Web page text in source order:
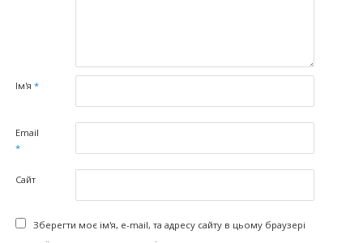
Ім'я *
Email
*
Сайт
Зберегти моє ім'я, e-mail, та адресу сайту в цьому браузері